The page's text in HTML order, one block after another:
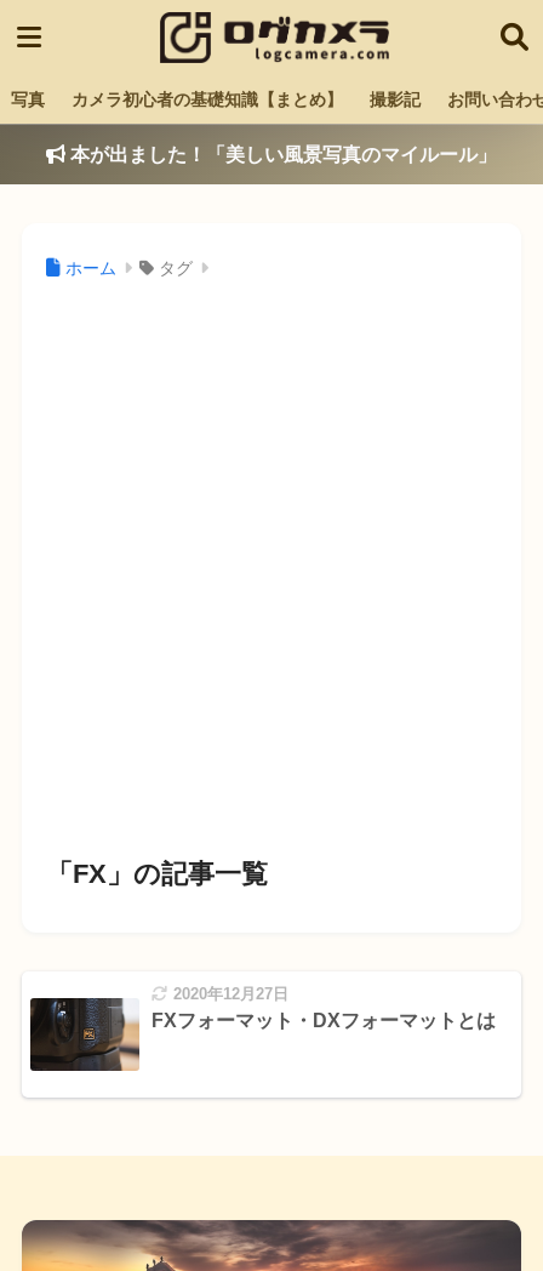
写真 カメラ初心者の基礎知識【まとめ】 撮影記 お問い合わ
本が出ました！「美しい風景写真のマイルール」
ホーム タグ
「FX」の記事一覧
2020年12月27日
FXフォーマット・DXフォーマットとは